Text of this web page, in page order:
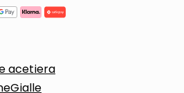
acetiera